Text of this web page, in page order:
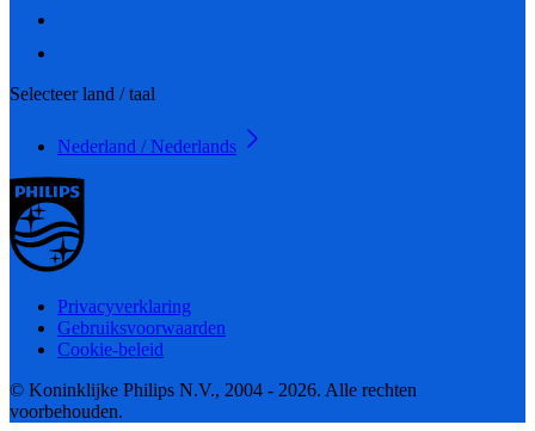
Selecteer land / taal
Nederland / Nederlands
Privacyverklaring
Gebruiksvoorwaarden
Cookie-beleid
© Koninklijke Philips N.V., 2004 - 2026. Alle rechten
voorbehouden.